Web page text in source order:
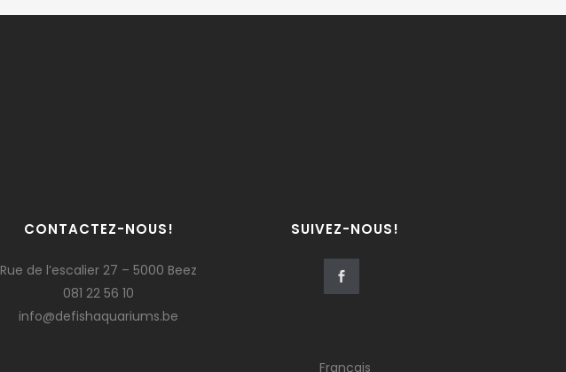
CONTACTEZ-NOUS!
Rue de l’escalier 27 – 5000 Beez
081 22 56 10
info@defishaquariums.be
SUIVEZ-NOUS!
Français